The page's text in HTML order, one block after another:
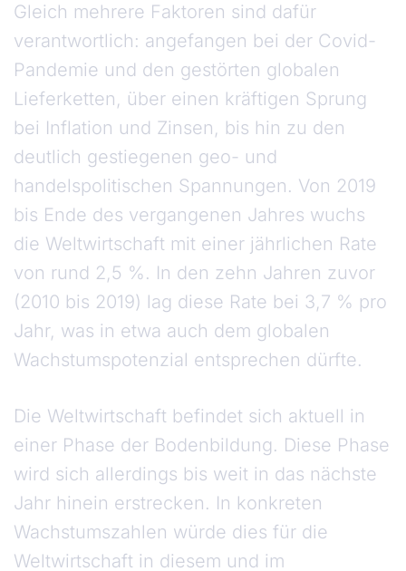
Gleich mehrere Faktoren sind dafür
verantwortlich: angefangen bei der Covid-
Pandemie und den gestörten globalen
Lieferketten, über einen kräftigen Sprung
bei Inflation und Zinsen, bis hin zu den
deutlich gestiegenen geo- und
handelspolitischen Spannungen. Von 2019
bis Ende des vergangenen Jahres wuchs
die Weltwirtschaft mit einer jährlichen Rate
von rund 2,5 %. In den zehn Jahren zuvor
(2010 bis 2019) lag diese Rate bei 3,7 % pro
Jahr, was in etwa auch dem globalen
Wachstumspotenzial entsprechen dürfte.
Die Weltwirtschaft befindet sich aktuell in
einer Phase der Bodenbildung. Diese Phase
wird sich allerdings bis weit in das nächste
Jahr hinein erstrecken. In konkreten
Wachstumszahlen würde dies für die
Weltwirtschaft in diesem und im